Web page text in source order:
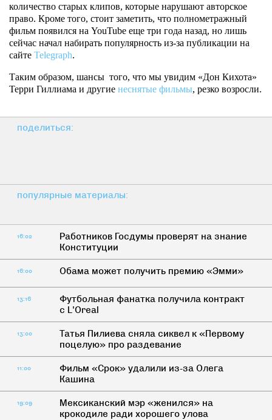
количество старых клипов, которые нарушают авторское
право. Кроме того, стоит заметить, что полнометражный
фильм появился на YouTube еще три года назад, но лишь
сейчас начал набирать популярность из-за публикации на
сайте Telegraph.
Таким образом, шансы того, что мы увидим «Дон Кихота»
Терри Гиллиама и другие неснятые фильмы, резко возросли.
поделиться:
популярные материалы:
16:02
Работников Госдумы проверят на знание
Конституции
16:00 Обама может получить премию «Эмми»
13:16
Футбольная фанатка получила контракт
с L'Oreal
13:00
Татья Пилиева сняла сиквел к «Первому
поцелую» про раздевание
11:00
Фильм «Срок» удалили из-за Олега
Кашина
19:09
Мексиканский мэр «женился» на
крокодиле ради хорошего улова